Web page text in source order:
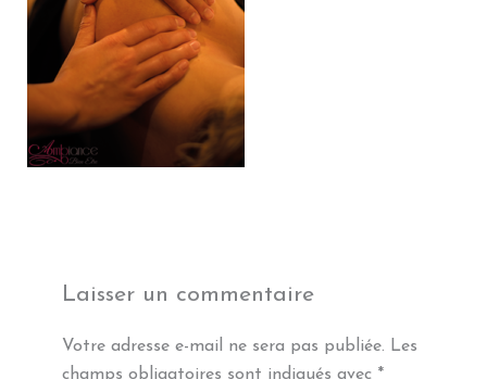
Laisser un commentaire
Votre adresse e-mail ne sera pas publiée. Les
champs obligatoires sont indiqués avec *